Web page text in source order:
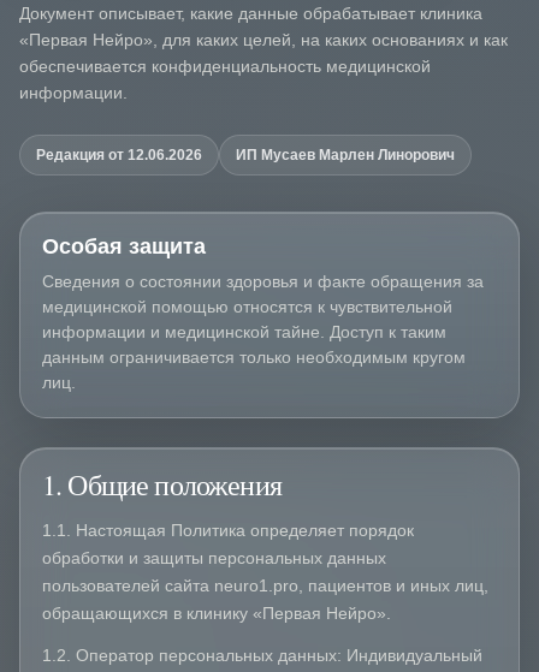
Документ описывает, какие данные обрабатывает клиника
«Первая Нейро», для каких целей, на каких основаниях и как
обеспечивается конфиденциальность медицинской
информации.
Редакция от 12.06.2026 ИП Мусаев Марлен Линорович
Особая защита
Сведения о состоянии здоровья и факте обращения за
медицинской помощью относятся к чувствительной
информации и медицинской тайне. Доступ к таким
данным ограничивается только необходимым кругом
лиц.
1. Общие положения
1.1. Настоящая Политика определяет порядок
обработки и защиты персональных данных
пользователей сайта neuro1.pro, пациентов и иных лиц,
обращающихся в клинику «Первая Нейро».
1.2. Оператор персональных данных: Индивидуальный